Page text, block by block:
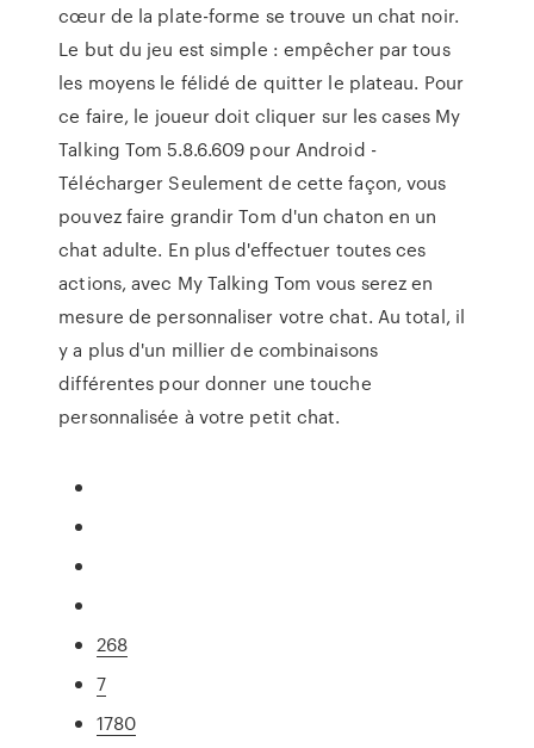
cœur de la plate-forme se trouve un chat noir.
Le but du jeu est simple : empêcher par tous
les moyens le félidé de quitter le plateau. Pour
ce faire, le joueur doit cliquer sur les cases My
Talking Tom 5.8.6.609 pour Android -
Télécharger Seulement de cette façon, vous
pouvez faire grandir Tom d'un chaton en un
chat adulte. En plus d'effectuer toutes ces
actions, avec My Talking Tom vous serez en
mesure de personnaliser votre chat. Au total, il
y a plus d'un millier de combinaisons
différentes pour donner une touche
personnalisée à votre petit chat.
268
7
1780